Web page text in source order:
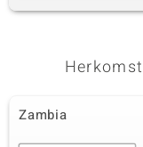
Zambia